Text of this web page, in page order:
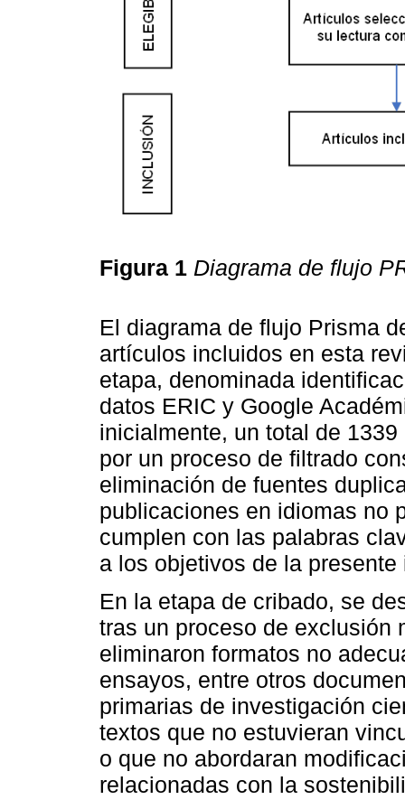
Figura 1 Diagrama de flujo
El diagrama de flujo Prisma
artículos incluidos en esta
etapa, denominada
datos ERIC y Google
inicialmente, un total de
por un proceso de filtrado
eliminación de fuentes
publicaciones en idiomas no
cumplen con las palabras
a los objetivos de la
En la etapa de cribado, se
tras un proceso de exclusión
eliminaron formatos no
ensayos, entre otros
primarias de investigación
textos que no estuvieran
o que no abordaran
relacionadas con la